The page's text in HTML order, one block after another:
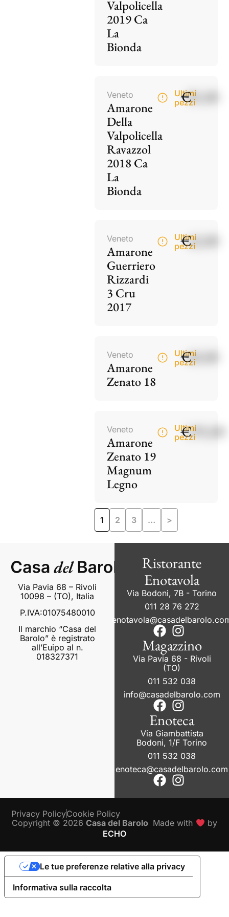
Valpolicella
2019 Ca
La
Bionda
Veneto
Amarone
Della
Valpolicella
Ravazzol
2018 Ca
La
Bionda
Ultimi
pezzi
€85,00
Veneto
Amarone
Guerriero
Rizzardi
3 Cru
2017
Ultimi
pezzi
€42,00
Veneto
Amarone
Zenato 18
Ultimi
pezzi
€60,00
Veneto
Amarone
Zenato 19
Magnum
Legno
Ultimi
pezzi
€195,00
1 2 3 … >
Via Pavia 68 – Rivoli
10098 – (TO), Italia
P.IVA:01075480010
Il marchio “Casa del
Barolo” è registrato
all’Euipo al n.
018327371
Ristorante
Enotavola
Via Bodoni, 7B - Torino
011 28 76 272
Magazzino
Via Pavia 68 - Rivoli
(TO)
011 532 038
info@casadelbarolo.com
Enoteca
Via Giambattista
Bodoni, 1/F Torino
011 532 038
enoteca@casadelbarolo.com
Copyright © 2026Casa del Barolo Made with
by
ECHO
Privacy PolicyCookie Policy
Informativa sulla raccolta
Le tue preferenze relative alla privacy